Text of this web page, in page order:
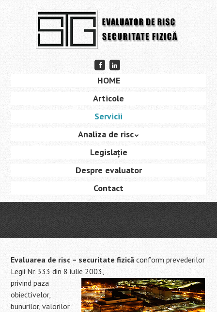
content
Friend
me
Facebook
Connect
to
HOME
Articole
Servicii
Analiza de risc
Legislație
Despre evaluator
Contact
Evaluarea de risc – securitate fizică conform prevederilor
Legii Nr. 333 din 8 iulie 2003,
privind paza
obiectivelor,
bunurilor, valorilor